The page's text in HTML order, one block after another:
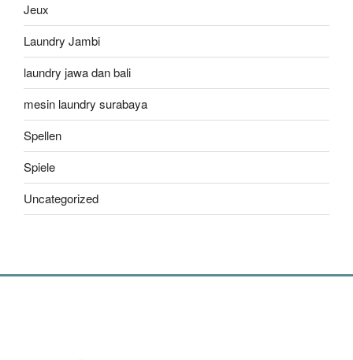
Jeux
Laundry Jambi
laundry jawa dan bali
mesin laundry surabaya
Spellen
Spiele
Uncategorized